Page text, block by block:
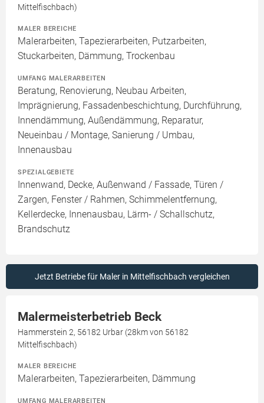
Mittelfischbach)
MALER BEREICHE
Malerarbeiten, Tapezierarbeiten, Putzarbeiten,
Stuckarbeiten, Dämmung, Trockenbau
UMFANG MALERARBEITEN
Beratung, Renovierung, Neubau Arbeiten,
Imprägnierung, Fassadenbeschichtung, Durchführung,
Innendämmung, Außendämmung, Reparatur,
Neueinbau / Montage, Sanierung / Umbau,
Innenausbau
SPEZIALGEBIETE
Innenwand, Decke, Außenwand / Fassade, Türen /
Zargen, Fenster / Rahmen, Schimmelentfernung,
Kellerdecke, Innenausbau, Lärm- / Schallschutz,
Brandschutz
Jetzt Betriebe für Maler in Mittelfischbach vergleichen
Malermeisterbetrieb Beck
Hammerstein 2, 56182 Urbar (28km von 56182
Mittelfischbach)
MALER BEREICHE
Malerarbeiten, Tapezierarbeiten, Dämmung
UMFANG MALERARBEITEN